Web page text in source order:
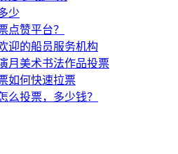
少
点赞平台？
迎的船员服务机构
月美术书法作品投票
如何快速拉票
么投票，多少钱？